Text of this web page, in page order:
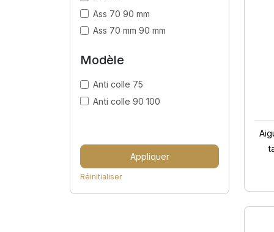
Ass 70 90 mm
Ass 70 mm 90 mm
Modèle
Anti colle 75
Anti colle 90 100
Appliquer
Réinitialiser